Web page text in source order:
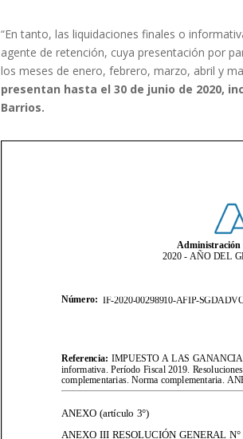
“En tanto, las liquidaciones finales o
agente de retención, cuya presentación por
los meses de enero, febrero, marzo, abril y
presentan hasta el 30 de junio de 2020,
Barrios.